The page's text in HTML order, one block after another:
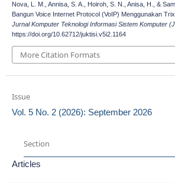
Nova, L. M., Annisa, S. A., Hoiroh, S. N., Anisa, H., &
Bangun Voice Internet Protocol (VoIP) Menggunakan
Jurnal Komputer Teknologi Informasi Sistem Komputer
https://doi.org/10.62712/juktisi.v5i2.1164
More Citation Formats
Issue
Vol. 5 No. 2 (2026): September 2026
Section
Articles